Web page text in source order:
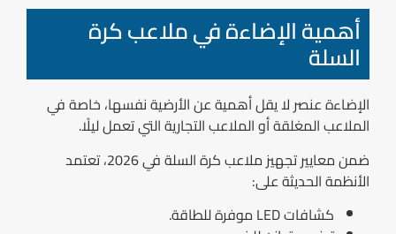
أهمية الإضاءة في ملاعب كرة
السلة
الإضاءة عنصر لا يقل أهمية عن الأرضية نفسها، خاصة في
الملاعب المغلقة أو الملاعب التجارية التي تعمل ليلًا.
ضمن معايير تجهيز ملاعب كرة السلة في 2026، تعتمد
الأنظمة الحديثة على:
كشافات LED موفرة للطاقة.